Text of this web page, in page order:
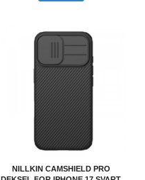
NILLKIN CAMSHIELD PRO